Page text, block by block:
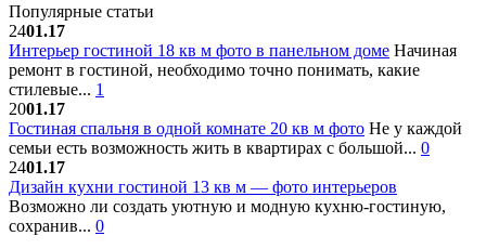
Популярные статьи
2401.17
Интерьер гостиной 18 кв м фото в панельном доме Начиная
ремонт в гостиной, необходимо точно понимать, какие
стилевые... 1
2001.17
Гостиная спальня в одной комнате 20 кв м фото Не у каждой
семьи есть возможность жить в квартирах с большой... 0
2401.17
Дизайн кухни гостиной 13 кв м — фото интерьеров
Возможно ли создать уютную и модную кухню-гостиную,
сохранив... 0